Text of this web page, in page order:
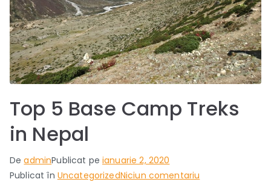
Top 5 Base Camp Treks
in Nepal
DeadminPublicat peianuarie 2, 2020
Publicat în UncategorizedNiciun comentariu